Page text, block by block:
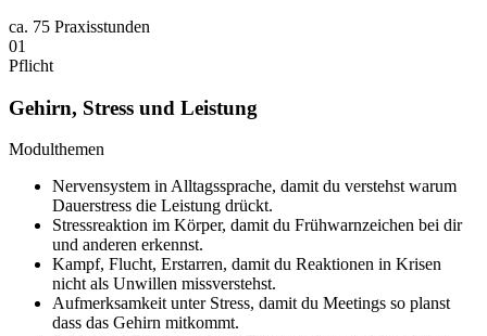
ca. 75 Praxisstunden
01
Pflicht
Gehirn, Stress und Leistung
Modulthemen
Nervensystem in Alltagssprache, damit du verstehst warum
Dauerstress die Leistung drückt.
Stressreaktion im Körper, damit du Frühwarnzeichen bei dir
und anderen erkennst.
Kampf, Flucht, Erstarren, damit du Reaktionen in Krisen
nicht als Unwillen missverstehst.
Aufmerksamkeit unter Stress, damit du Meetings so planst
dass das Gehirn mitkommt.